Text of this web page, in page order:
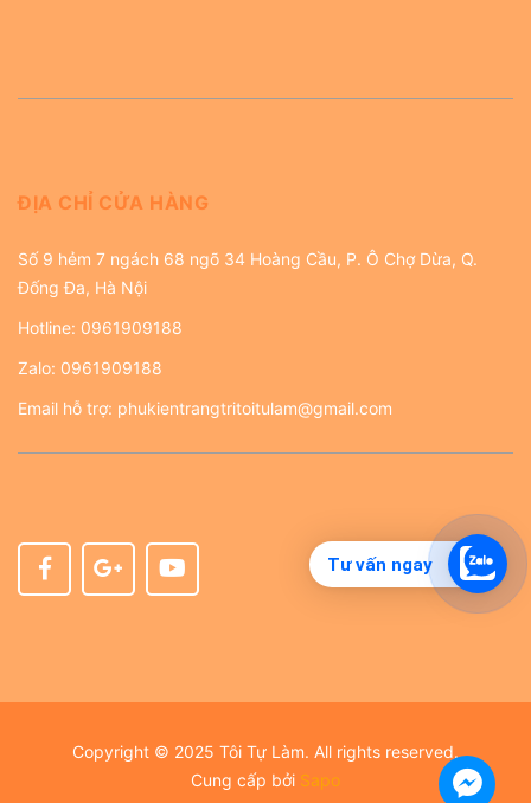
Tư vấn ngay
ĐỊA CHỈ CỬA HÀNG
Số 9 hẻm 7 ngách 68 ngõ 34 Hoàng Cầu, P. Ô Chợ Dừa, Q.
Đống Đa, Hà Nội
Hotline: 0961909188
Zalo: 0961909188
Email hỗ trợ: phukientrangtritoitulam@gmail.com
Copyright © 2025 Tôi Tự Làm. All rights reserved.
Cung cấp bởi Sapo